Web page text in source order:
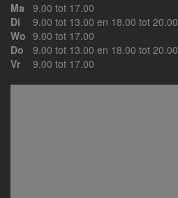
Ma
9.00 tot 17.00
Di
9.00 tot 13.00 en 18.00 tot 20.00
Wo 9.00 tot 17.00
Do
9.00 tot 13.00 en 18.00 tot 20.00
Vr
9.00 tot 17.00